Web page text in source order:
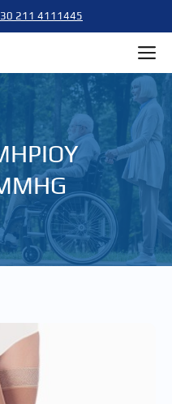
211 4111445